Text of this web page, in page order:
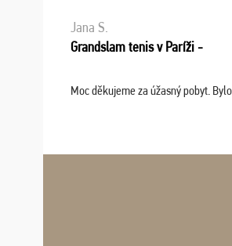
Jana S.
Grandslam tenis v Paríži -
Moc děkujeme za úžasný pobyt.